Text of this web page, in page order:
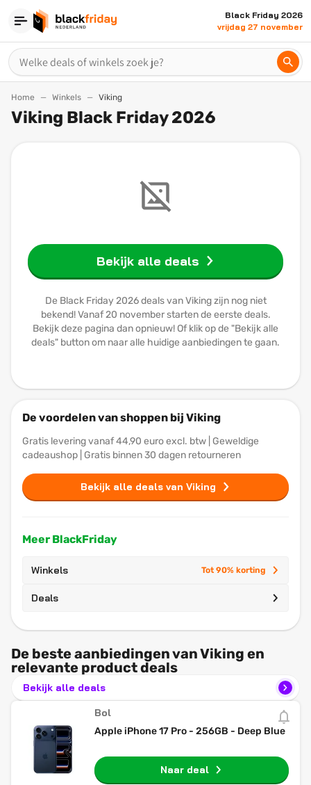
Black Friday 2026
vrijdag 27 november
Home Winkels Viking
Viking Black Friday 2026
Bekijk alle deals
De Black Friday 2026 deals van Viking zijn nog niet
bekend! Vanaf 20 november starten de eerste deals.
Bekijk deze pagina dan opnieuw! Of klik op de "Bekijk alle
deals" button om naar alle huidige aanbiedingen te gaan.
De voordelen van shoppen bij Viking
Gratis levering vanaf 44,90 euro excl. btw | Geweldige
cadeaushop | Gratis binnen 30 dagen retourneren
Bekijk alle deals van Viking
Meer BlackFriday
Winkels Tot 90% korting
Deals
De beste aanbiedingen van Viking en
relevante product deals
Bekijk alle deals
Bol
Apple iPhone 17 Pro - 256GB - Deep Blue
Naar deal